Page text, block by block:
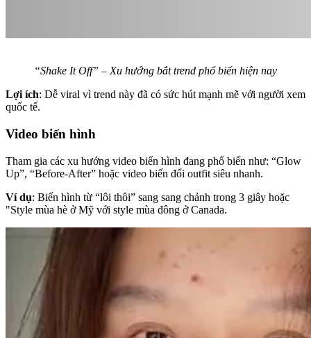
“Shake It Off” – Xu hướng bắt trend phổ biến hiện nay
Lợi ích: Dễ viral vì trend này đã có sức hút mạnh mẽ với người xem
quốc tế.
Video biến hình
Tham gia các xu hướng video biến hình đang phổ biến như: “Glow
Up”, “Before-After” hoặc video biến đổi outfit siêu nhanh.
Ví dụ: Biến hình từ “lôi thôi” sang sang chảnh trong 3 giây hoặc
"Style mùa hè ở Mỹ với style mùa đông ở Canada.